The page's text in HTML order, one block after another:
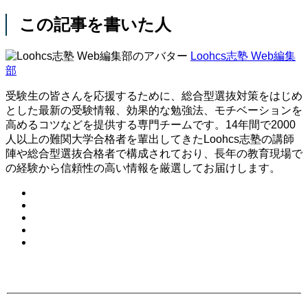
この記事を書いた人
Loohcs志塾 Web編集
部
受験生の皆さんを応援するために、総合型選抜対策をはじめ
とした最新の受験情報、効果的な勉強法、モチベーションを
高めるコツなどを提供する専門チームです。14年間で2000
人以上の難関大学合格者を輩出してきたLoohcs志塾の講師
陣や総合型選抜合格者で構成されており、長年の教育現場で
の経験から信頼性の高い情報を厳選してお届けします。